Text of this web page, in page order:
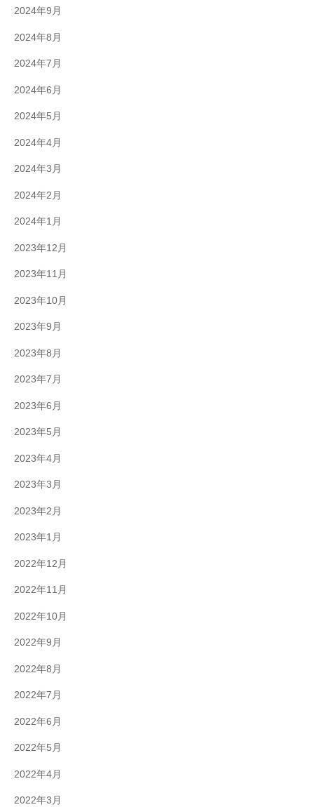
2024年9月
2024年8月
2024年7月
2024年6月
2024年5月
2024年4月
2024年3月
2024年2月
2024年1月
2023年12月
2023年11月
2023年10月
2023年9月
2023年8月
2023年7月
2023年6月
2023年5月
2023年4月
2023年3月
2023年2月
2023年1月
2022年12月
2022年11月
2022年10月
2022年9月
2022年8月
2022年7月
2022年6月
2022年5月
2022年4月
2022年3月